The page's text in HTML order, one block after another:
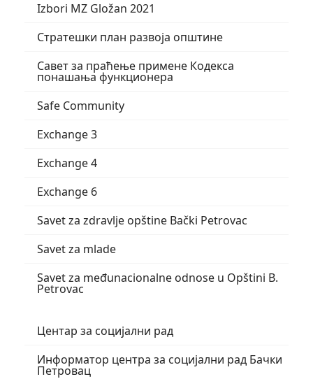
Izbori MZ Gložan 2021
Стратешки план развоја општине
Савет за праћење примене Кодекса
понашања функционера
Safe Community
Exchange 3
Exchange 4
Exchange 6
Savet za zdravlje opštine Bački Petrovac
Savet za mlade
Savet za međunacionalne odnose u Opštini B.
Petrovac
Центар за социјални рад
Информатор центра за социјални рад Бачки
Петровац